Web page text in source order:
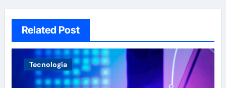
Related Post
Tecnología